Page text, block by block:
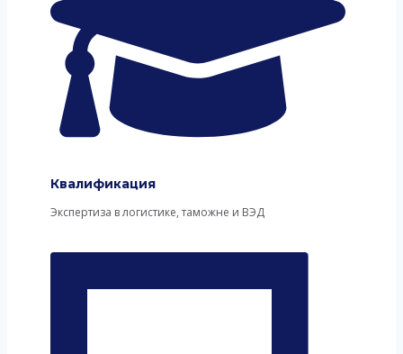
Квалификация
Экспертиза в логистике, таможне и ВЭД